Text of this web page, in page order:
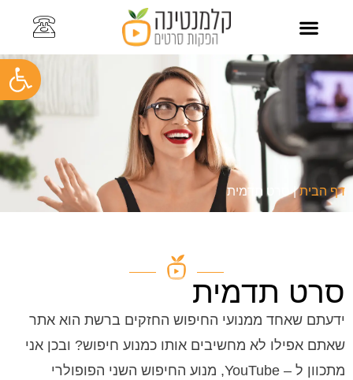
דף הבית|סרט תדמית
סרט תדמית
ידעתם שאחד ממנועי החיפוש החזקים ברשת הוא אתר
שאתם אפילו לא מחשיבים אותו כמנוע חיפוש? ובכן אני
מתכוון ל – YouTube, מנוע החיפוש השני הפופולרי